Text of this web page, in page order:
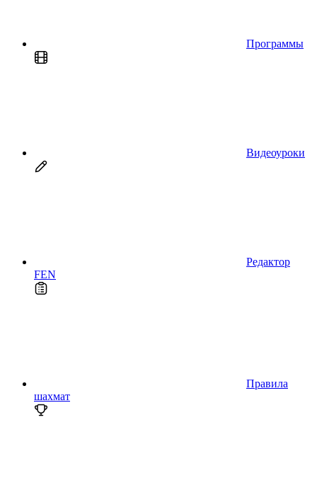
Программы
Видеоуроки
Редактор
FEN
Правила
шахмат